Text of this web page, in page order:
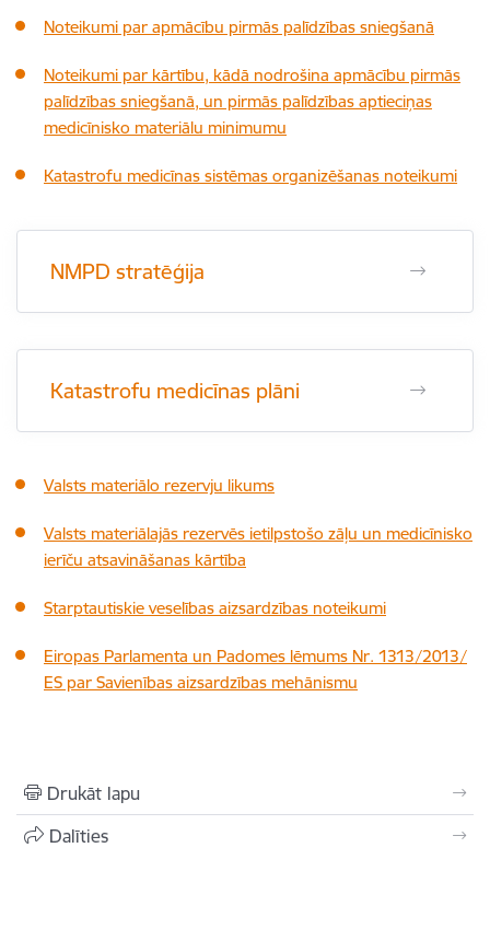
Noteikumi par apmācību pirmās palīdzības sniegšanā
Noteikumi par kārtību, kādā nodrošina apmācību pirmās
palīdzības sniegšanā, un pirmās palīdzības aptieciņas
medicīnisko materiālu minimumu
Katastrofu medicīnas sistēmas organizēšanas noteikumi
NMPD stratēģija
Katastrofu medicīnas plāni
Valsts materiālo rezervju likums
Valsts materiālajās rezervēs ietilpstošo zāļu un medicīnisko
ierīču atsavināšanas kārtība
Starptautiskie veselības aizsardzības noteikumi
Eiropas Parlamenta un Padomes lēmums Nr. 1313/2013/
ES par Savienības aizsardzības mehānismu
Drukāt lapu
Dalīties